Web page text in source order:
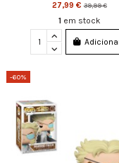
27,99 €39,99 €
1 em stock
-60%